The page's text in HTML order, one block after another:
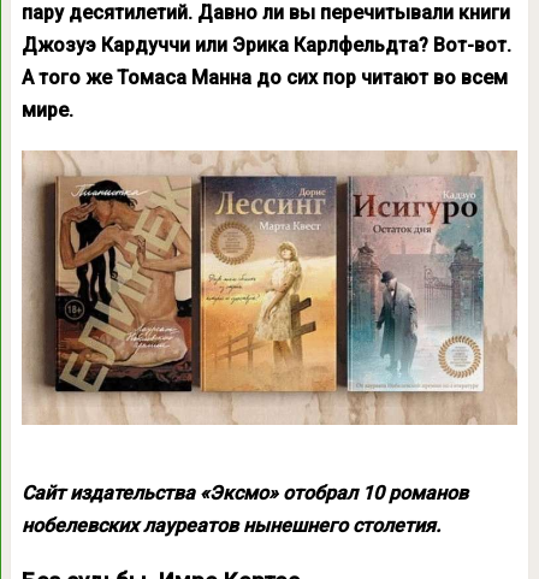
пару десятилетий. Давно ли вы перечитывали книги
Джозуэ Кардуччи или Эрика Карлфельдта? Вот-вот.
А того же Томаса Манна до сих пор читают во всем
мире.
Сайт издательства «Эксмо» отобрал 10 романов
нобелевских лауреатов нынешнего столетия.